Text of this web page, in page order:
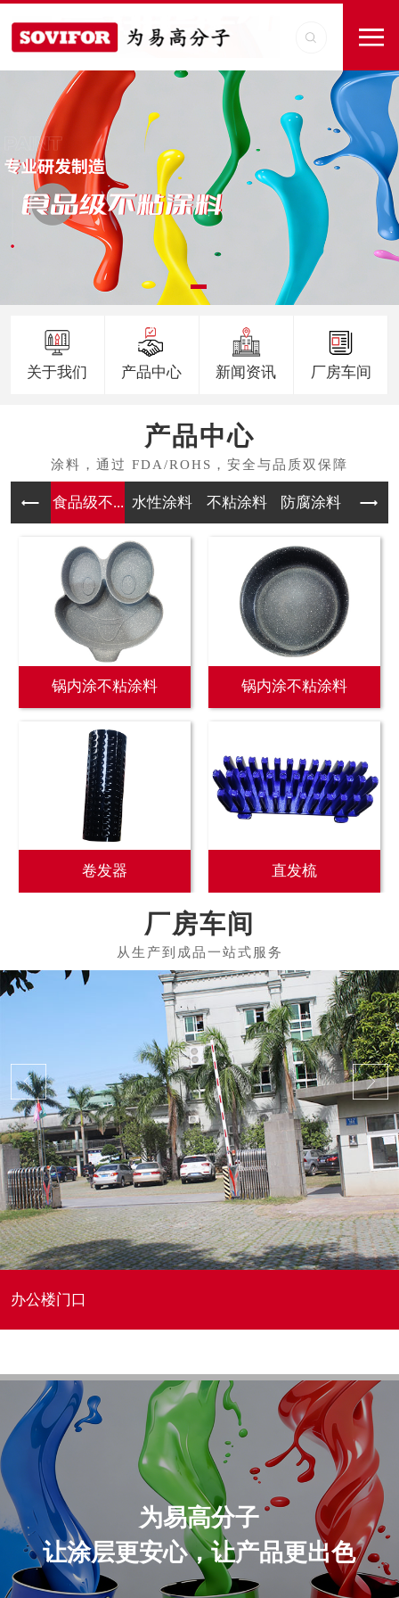
关于我们 产品中心 新闻资讯 厂房车间
产品中心
食品级不... 水性涂料 不粘涂料 防腐涂料 耐磨
锅内涂不粘涂料 锅内涂不粘涂料
卷发器 直发梳
厂房车间
办公楼门口
...
为易高分子
让涂层更安心，让产品更出色